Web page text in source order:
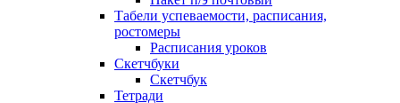
Табели успеваемости, расписания,
ростомеры
Расписания уроков
Скетчбуки
Скетчбук
Тетради